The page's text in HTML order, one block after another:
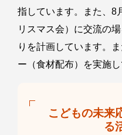
指しています。また、8
リスマス会）に交流の
りを計画しています。
ー（食材配布）を実施し
こどもの未来
る